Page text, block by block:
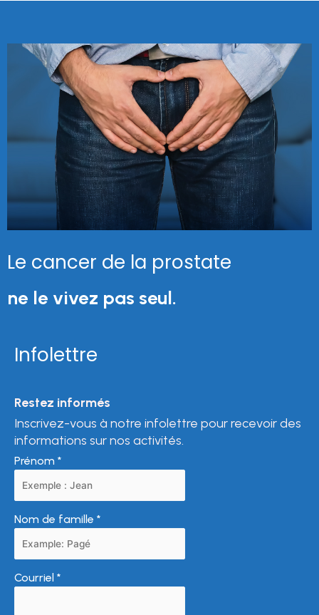
Le cancer de la prostate
ne le vivez pas seul.
Infolettre
Restez informés
Inscrivez-vous à notre infolettre pour recevoir des
informations sur nos activités.
Prénom *
Nom de famille *
Courriel *